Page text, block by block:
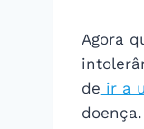
Agora
de ir a
doença.